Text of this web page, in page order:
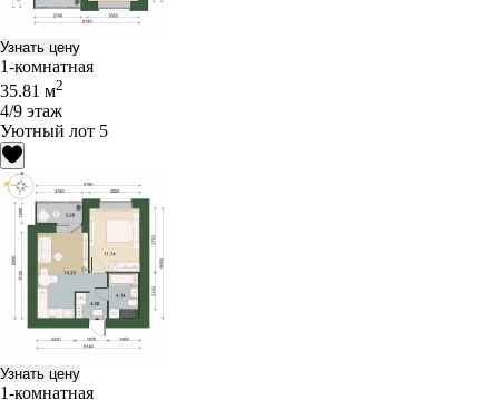
Узнать цену
1-комнатная
35.81 м2
4/9 этаж
Уютный лот 5
Узнать цену
1-комнатная